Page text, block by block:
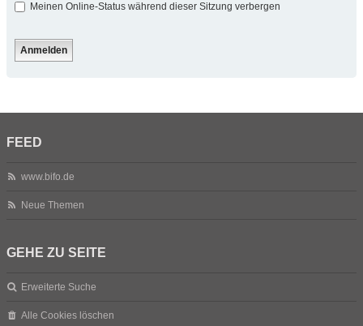
Meinen Online-Status während dieser Sitzung verbergen
FEED
www.bifo.de
Neue Themen
GEHE ZU SEITE
Erweiterte Suche
Alle Cookies löschen